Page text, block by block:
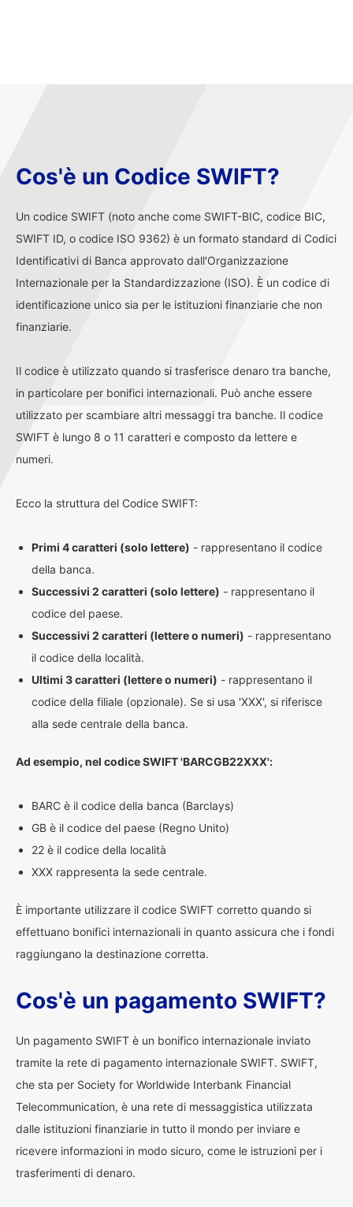
Cos'è un Codice SWIFT?
Un codice SWIFT (noto anche come SWIFT-BIC, codice BIC,
SWIFT ID, o codice ISO 9362) è un formato standard di Codici
Identificativi di Banca approvato dall'Organizzazione
Internazionale per la Standardizzazione (ISO). È un codice di
identificazione unico sia per le istituzioni finanziarie che non
finanziarie.
Il codice è utilizzato quando si trasferisce denaro tra banche,
in particolare per bonifici internazionali. Può anche essere
utilizzato per scambiare altri messaggi tra banche. Il codice
SWIFT è lungo 8 o 11 caratteri e composto da lettere e
numeri.
Ecco la struttura del Codice SWIFT:
Primi 4 caratteri (solo lettere) - rappresentano il codice
della banca.
Successivi 2 caratteri (solo lettere) - rappresentano il
codice del paese.
Successivi 2 caratteri (lettere o numeri) - rappresentano
il codice della località.
Ultimi 3 caratteri (lettere o numeri) - rappresentano il
codice della filiale (opzionale). Se si usa 'XXX', si riferisce
alla sede centrale della banca.
Ad esempio, nel codice SWIFT 'BARCGB22XXX':
BARC è il codice della banca (Barclays)
GB è il codice del paese (Regno Unito)
22 è il codice della località
XXX rappresenta la sede centrale.
È importante utilizzare il codice SWIFT corretto quando si
effettuano bonifici internazionali in quanto assicura che i fondi
raggiungano la destinazione corretta.
Cos'è un pagamento SWIFT?
Un pagamento SWIFT è un bonifico internazionale inviato
tramite la rete di pagamento internazionale SWIFT. SWIFT,
che sta per Society for Worldwide Interbank Financial
Telecommunication, è una rete di messaggistica utilizzata
dalle istituzioni finanziarie in tutto il mondo per inviare e
ricevere informazioni in modo sicuro, come le istruzioni per i
trasferimenti di denaro.